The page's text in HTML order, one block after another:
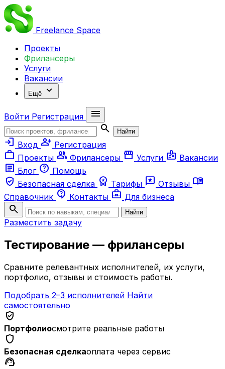
Freelance Space
Проекты
Фрилансеры
Услуги
Вакансии
Ещё expand_more
Войти Регистрация
menu
search
Найти
login Вход person_add Регистрация
work Проекты group Фрилансеры storefront Услуги badge Вакансии
article Блог help Помощь
verified_user Безопасная сделка workspace_premium Тарифы reviews Отзывы menu_book
Справочник contact_support Контакты business_center Для бизнеса
search Найти
Разместить задачу
Тестирование — фрилансеры
Сравните релевантных исполнителей, их услуги,
портфолио, отзывы и стоимость работы.
Подобрать 2–3 исполнителей Найти
самостоятельно
verified_user
Портфолиосмотрите реальные работы
shield
Безопасная сделкаоплата через сервис
support_agent